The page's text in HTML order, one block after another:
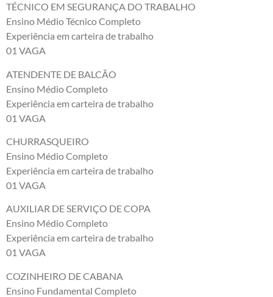
TÉCNICO EM SEGURANÇA DO TRABALHO
Ensino Médio Técnico Completo
Experiência em carteira de trabalho
01 VAGA
ATENDENTE DE BALCÃO
Ensino Médio Completo
Experiência em carteira de trabalho
01 VAGA
CHURRASQUEIRO
Ensino Médio Completo
Experiência em carteira de trabalho
01 VAGA
AUXILIAR DE SERVIÇO DE COPA
Ensino Médio Completo
Experiência em carteira de trabalho
01 VAGA
COZINHEIRO DE CABANA
Ensino Fundamental Completo